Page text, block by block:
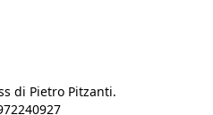
di Pietro Pitzanti.